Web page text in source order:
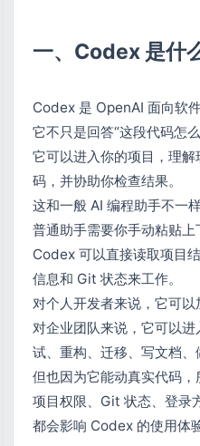
一、Codex 是什
Codex 是 OpenAI 面向软
它不只是回答“这段代码怎么
它可以进入你的项目，理
码，并协助你检查结果。
这和一般 AI 编程助手不一样
普通助手需要你手动粘贴上
Codex 可以直接读取项目
信息和 Git 状态来工作。
对个人开发者来说，它可以
对企业团队来说，它可以
试、重构、迁移、写文档
但也因为它能动真实代码，
项目权限、Git 状态、登录
都会影响 Codex 的使用体验